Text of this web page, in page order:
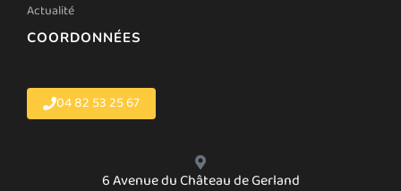
Actualité
COORDONNÉES
04 82 53 25 67
6 Avenue du Château de Gerland